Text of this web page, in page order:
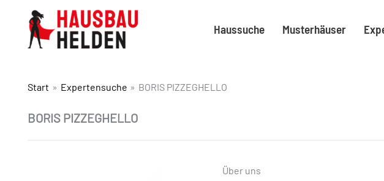
Haussuche Musterhäuser
Start Expertensuche BORIS PIZZEGHELLO
BORIS PIZZEGHELLO
Über uns